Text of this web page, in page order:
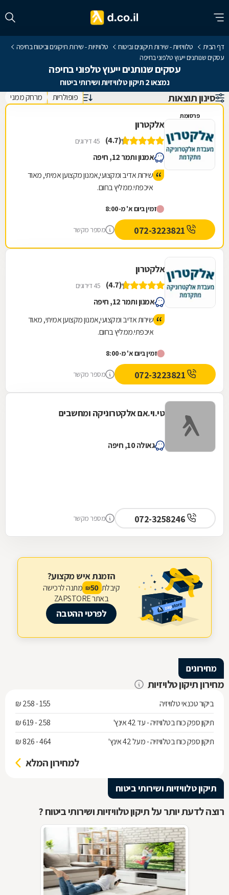
דף הבית טלוויזיות - שירות תיקונים וביטוח
טלוויזיות - שירות תיקונים וביטוח בחיפה
עסקים שנותנים ייעוץ טלפוני בחיפה
עסקים שנותנים ייעוץ טלפוני בחיפה
נמצאו 2 תיקון טלוויזיות ושירותי ביטוח
סינון תוצאות פופולריות מרחק ממני
פרסומת
אלקטרון
(4.7) 45 דירוגים
אמנון ותמר 12, חיפה
שירות אדיב ומקצועי,אמנון מקצוען אמיתי, מאוד
איכפתי.ממליץ בחום.
זמין ביום א' מ-8:00
מספר מקשר
אלקטרון
(4.7) 45 דירוגים
אמנון ותמר 12, חיפה
שירות אדיב ומקצועי,אמנון מקצוען אמיתי, מאוד
איכפתי.ממליץ בחום.
זמין ביום א' מ-8:00
מספר מקשר
טי.וי.אם אלקטרוניקה ומחשבים
גאולה 10, חיפה
מספר מקשר
הזמנת איש מקצוע?
קיבלת 50
₪ מתנה לרכישה
באתר ZAPSTORE
לפרטי ההטבה
מחירונים
מחירון תיקון טלויזיות
ביקור טכנאי טלוויזיה
155 - 258 ₪
תיקון ספק כוח בטלוויזיה - עד 42 אינץ'
258 - 619 ₪
תיקון ספק כוח בטלוויזיה - מעל 42 אינץ'
464 - 826 ₪
למחירון המלא
תיקון טלוויזיות ושירותי ביטוח
רוצה לדעת יותר על תיקון טלוויזיות ושירותי ביטוח ?